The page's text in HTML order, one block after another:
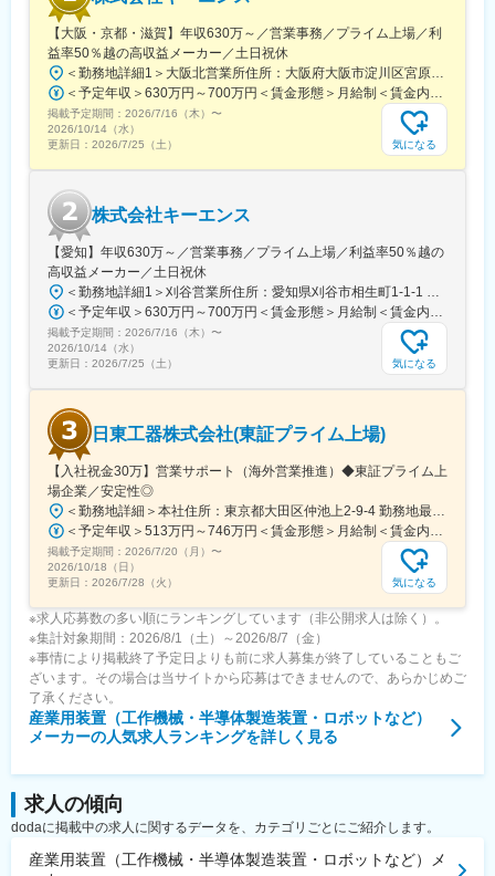
備および未解決タスクのフォローアップ。
・顧客の運用KPIを達成するための運用活動の推進。
・必要な設置日について、顧客および設置チームと調整および連
携を図ること。
・CSE、顧客、内部専門家、シニアマネジメントと連携して顧客
エスカレーションを処理すること。
・サービス管理チームとともに請求可能な活動を確認および管理
すること。
・地域目標を達成するために、顧客サポートエンジニアのチーム
を育成および管理し、彼らの成長経路と適切なトレーニングを確
保すること。
【大阪・京都・滋賀】年収630万～／営業事務／プライム上場／利
益率50％越の高収益メーカー／土日祝休
＜勤務地詳細1＞大阪北営業所住所：大阪府大阪市淀川区宮原3-5-36 新大阪トラストタワー勤務地最寄駅：新大阪駅受動喫煙対策：敷地内喫煙可能場所あり＜勤務地詳細2＞京都営業所住所：京都府京都市下京区四条通室町東入函谷鉾町101 アーバンネット四条烏丸ビル受動喫煙対策：屋内全面禁煙＜勤務地詳細3＞滋賀営業所住所：滋賀県大津市中央2-2-6 受動喫煙対策：屋内全面禁煙変更の範囲：会社の定める事業所
＜予定年収＞630万円～700万円＜賃金形態＞月給制＜賃金内訳＞月額（基本給）：279,000円～281,000円＜月給＞279,000円～281,000円＜昇給有無＞有＜残業手当＞有＜給与補足＞上記は入社初年度の想定年収です。※月給の金額とは別で、残業代、業績賞与支給有り※賞与：年4回、昇給：年1～2回※経験・能力等を考慮の上、同社規定により待遇を決定します※年収は会社業績によって変動することがあります賃金はあくまでも目安の金額であり、選考を通じて上下する可能性があります。月給(月額)は固定手当を含めた表記です。
掲載予定期間： 2026/7/16（木） 〜
2026/10/14（水）
更新日： 2026/7/25（土） 気になる
株式会社キーエンス
【愛知】年収630万～／営業事務／プライム上場／利益率50％越の
高収益メーカー／土日祝休
＜勤務地詳細1＞刈谷営業所住所：愛知県刈谷市相生町1-1-1 アドバンス・スクエア刈谷勤務地最寄駅：JR線／刈谷駅受動喫煙対策：敷地内喫煙可能場所あり＜勤務地詳細2＞一宮営業所住所：愛知県一宮市本町2-2-2 JES一宮ビル勤務地最寄駅：JR線／尾張一宮駅受動喫煙対策：敷地内喫煙可能場所あり＜勤務地詳細3＞名古屋営業所住所：愛知県名古屋市中区錦2-4-15 ORE錦二丁目ビル勤務地最寄駅：丸の内駅受動喫煙対策：敷地内喫煙可能場所あり変更の範囲：会社の定める事業所
＜予定年収＞630万円～700万円＜賃金形態＞月給制＜賃金内訳＞月額（基本給）：279,000円～281,000円＜月給＞279,000円～281,000円＜昇給有無＞有＜残業手当＞有＜給与補足＞上記は入社初年度の想定年収です。※月給の金額とは別で、残業代、業績賞与支給有り※賞与：年4回、昇給：年1～2回※経験・能力等を考慮の上、同社規定により待遇を決定します※年収は会社業績によって変動することがあります賃金はあくまでも目安の金額であり、選考を通じて上下する可能性があります。月給(月額)は固定手当を含めた表記です。
掲載予定期間： 2026/7/16（木） 〜
2026/10/14（水）
更新日： 2026/7/25（土） 気になる
日東工器株式会社(東証プライム上場)
【入社祝金30万】営業サポート（海外営業推進）◆東証プライム上
場企業／安定性◎
＜勤務地詳細＞本社住所：東京都大田区仲池上2-9-4 勤務地最寄駅：都営浅草線線／西馬込駅受動喫煙対策：屋内全面禁煙変更の範囲：会社の定める事業所
＜予定年収＞513万円～746万円＜賃金形態＞月給制＜賃金内訳＞月額（基本給）：250,730円～365,589円その他固定手当/月：15,300円～22,300円＜月給＞266,030円～387,889円＜昇給有無＞有＜残業手当＞有＜給与補足＞■その他固定手当：一律住宅手当1万5300円～2万2300円（居住地に応じて変動）■賞与：5.5ヵ月 ※直近実績■海外駐在員の場合は、赴任国によって給与水準が異なり、手当や待遇面も規程に準ずる形で追加されます。賃金はあくまでも目安の金額であり、選考を通じて上下する可能性があります。月給(月額)は固定手当を含めた表記です。
掲載予定期間： 2026/7/20（月） 〜
2026/10/18（日）
更新日： 2026/7/28（火） 気になる
※求人応募数の多い順にランキングしています（非公開求人は除く）。
※集計対象期間：2026/8/1（土）～2026/8/7（金）
※事情により掲載終了予定日よりも前に求人募集が終了していることもご
ざいます。その場合は当サイトから応募はできませんので、あらかじめご
了承ください。
産業用装置（工作機械・半導体製造装置・ロボットなど）
メーカーの人気求人ランキングを詳しく見る
求人の傾向
dodaに掲載中の求人に関するデータを、カテゴリごとにご紹介します。
産業用装置（工作機械・半導体製造装置・ロボットなど）メ